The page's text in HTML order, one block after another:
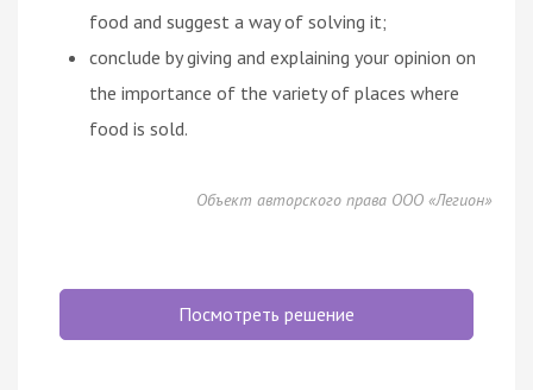
food and suggest a way of solving it;
conclude by giving and explaining your opinion on
the importance of the variety of places where
food is sold.
Объект авторского права ООО «Легион»
Посмотреть решение